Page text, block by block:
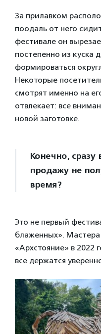
За прилавком
поодаль от него
фестивале он
постепенно из куска
формироваться
Некоторые
смотрят именно на
отвлекает: все
новой заготовке.
Конечно, сразу
продажу не
время?
Это не первый
блаженных».
«Архстояние» в 2022
все держатся